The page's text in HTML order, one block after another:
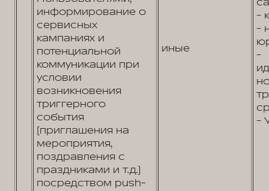
информирование о
сервисных
кампаниях и
потенциальной
коммуникации при
условии
возникновения
триггерного
события
(приглашения на
мероприятия,
поздравления с
праздниками и т.д.)
посредством push-
иные
-
-
-
-